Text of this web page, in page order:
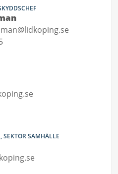
SEKTOR SAMHÄLLE